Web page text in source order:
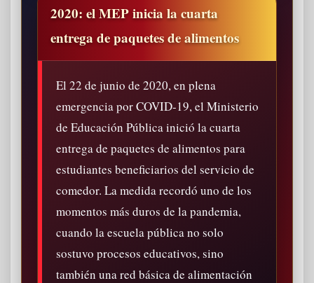
2020: el MEP inicia la cuarta
entrega de paquetes de alimentos
El 22 de junio de 2020, en plena
emergencia por COVID-19, el Ministerio
de Educación Pública inició la cuarta
entrega de paquetes de alimentos para
estudiantes beneficiarios del servicio de
comedor. La medida recordó uno de los
momentos más duros de la pandemia,
cuando la escuela pública no solo
sostuvo procesos educativos, sino
también una red básica de alimentación